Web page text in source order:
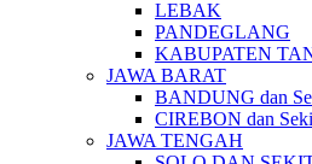
LEBAK
PANDEGLANG
KABUPATEN
JAWA BARAT
BANDUNG dan
CIREBON dan
JAWA TENGAH